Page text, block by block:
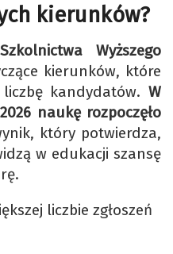
kierunków?
Wyższego
kierunków, które
liczbę kandydatów. W
naukę rozpoczęło
który potwierdza,
w edukacji szansę
liczbie zgłoszeń